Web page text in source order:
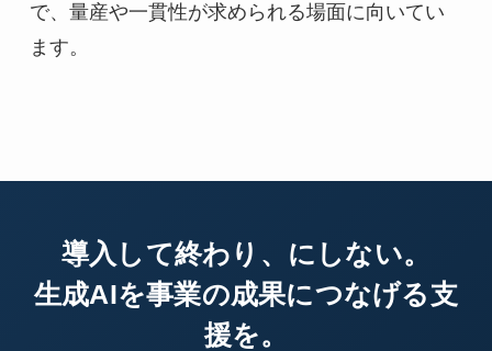
で、量産や一貫性が求められる場面に向いてい
ます。
導入して終わり、にしない。
生成AIを事業の成果につなげる支
援を。